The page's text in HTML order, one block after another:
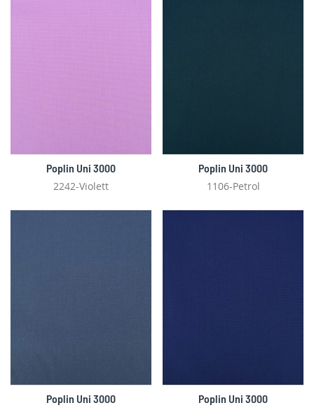
Poplin Uni 3000
2242-Violett
Poplin Uni 3000
1106-Petrol
Poplin Uni 3000
Poplin Uni 3000